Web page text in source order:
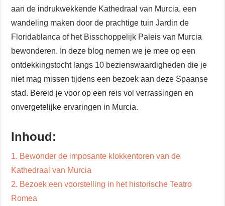
aan de indrukwekkende Kathedraal van Murcia, een
wandeling maken door de prachtige tuin Jardin de
Floridablanca of het Bisschoppelijk Paleis van Murcia
bewonderen. In deze blog nemen we je mee op een
ontdekkingstocht langs 10 bezienswaardigheden die je
niet mag missen tijdens een bezoek aan deze Spaanse
stad. Bereid je voor op een reis vol verrassingen en
onvergetelijke ervaringen in Murcia.
Inhoud:
1. Bewonder de imposante klokkentoren van de
Kathedraal van Murcia
2. Bezoek een voorstelling in het historische Teatro
Romea